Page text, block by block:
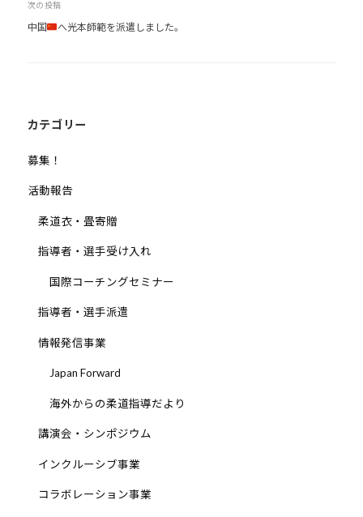
ビ
ゲ
ン
次の投稿
中国 へ光本師範を派遣しました。
カテゴリー
募集！
活動報告
柔道衣・畳寄贈
指導者・選手受け入れ
国際コーチングセミナー
指導者・選手派遣
情報発信事業
Japan Forward
海外からの柔道指導だより
講演会・シンポジウム
インクルーシブ事業
コラボレーション事業